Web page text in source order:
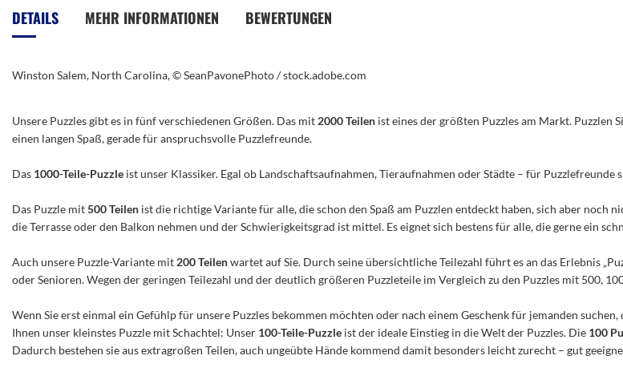
Bildergalerie
springen
DETAILS
Winston Salem, North Carolina, © SeanPavonePhoto / stock.adobe.com
MEHR INFORMATIONEN BEWERTUNGEN
Unsere Puzzles gibt es in fünf verschiedenen Größen. Das mit 2000 Teilen ist eines der größten Puzzles am Markt. Puzzlen
einen langen Spaß, gerade für anspruchsvolle Puzzlefreunde.
Das 1000-Teile-Puzzle ist unser Klassiker. Egal ob Landschaftsaufnahmen, Tieraufnahmen oder Städte – für Puzzlefreunde
Das Puzzle mit500 Teilen ist die richtige Variante für alle, die schon den Spaß am Puzzlen entdeckt haben, sich aber noch
die Terrasse oder den Balkon nehmen und der Schwierigkeitsgrad ist mittel. Es eignet sich bestens für alle, die gerne ein
Auch unsere Puzzle-Variante mit 200 Teilenwartet auf Sie. Durch seine übersichtliche Teilezahl führt es an das Erlebnis
oder Senioren. Wegen der geringen Teilezahl und der deutlich größeren Puzzleteile im Vergleich zu den Puzzles mit 500,
Wenn Sie erst einmal ein Gefühlp für unsere Puzzles bekommen möchten oder nach einem Geschenk für jemanden
Ihnen unser kleinstes Puzzle mit Schachtel: Unser 100-Teile-Puzzle ist der ideale Einstieg in die Welt der Puzzles. Die 100
Dadurch bestehen sie aus extragroßen Teilen, auch ungeübte Hände kommend damit besonders leicht zurecht – gut